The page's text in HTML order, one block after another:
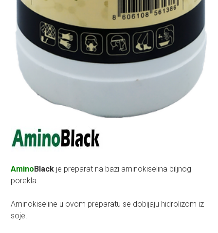
AminoBlack je preparat na bazi aminokiselina biljnog
porekla.
Aminokiseline u ovom preparatu se dobijaju hidrolizom iz
soje.